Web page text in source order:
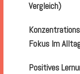
Vergleich)
Fokus Im
Positives